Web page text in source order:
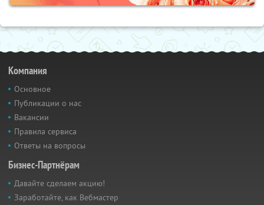
Компания
Основное
Публикации о нас
Вакансии
Правила сервиса
Ответы на вопросы
Бизнес-Партнёрам
Давайте сделаем акцию!
Заработайте, как Вебмастер